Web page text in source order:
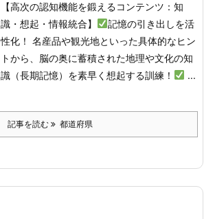
【高次の認知機能を鍛えるコンテンツ：知
識・想起・情報統合】
記憶の引き出しを活
性化！ 名産品や観光地といった具体的なヒン
トから、脳の奥に蓄積された地理や文化の知
識（長期記憶）を素早く想起する訓練！
...
記事を読む 都道府県